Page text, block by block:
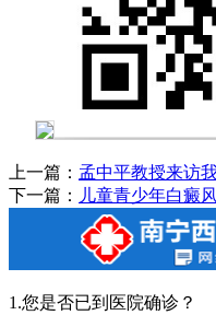
上一篇： 孟中平教授来访
下一篇：
儿童青少年白癜
1.您是否已到医院确诊？